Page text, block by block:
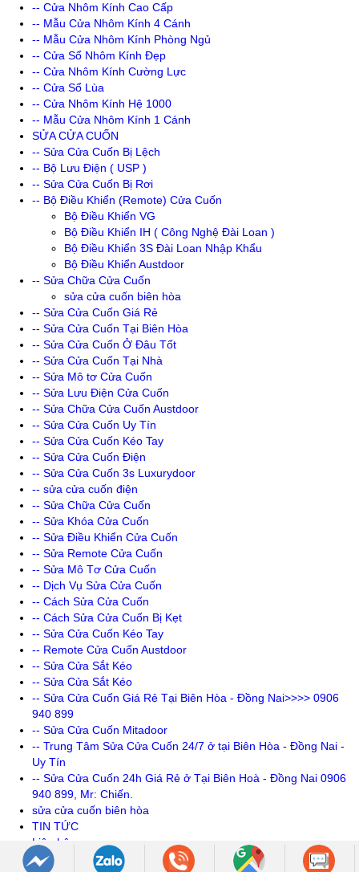
-- Cửa Nhôm Kính Cao Cấp
-- Mẫu Cửa Nhôm Kính 4 Cánh
-- Mẫu Cửa Nhôm Kính Phòng Ngủ
-- Cửa Sổ Nhôm Kính Đẹp
-- Cửa Nhôm Kính Cường Lực
-- Cửa Sổ Lùa
-- Cửa Nhôm Kính Hệ 1000
-- Mẫu Cửa Nhôm Kính 1 Cánh
SỬA CỬA CUỐN
-- Sửa Cửa Cuốn Bị Lệch
-- Bộ Lưu Điện ( USP )
-- Sửa Cửa Cuốn Bị Rơi
-- Bộ Điều Khiển (Remote) Cửa Cuốn
Bộ Điều Khiển VG
Bộ Điều Khiển IH ( Công Nghệ Đài Loan )
Bộ Điều Khiển 3S Đài Loan Nhập Khẩu
Bộ Điều Khiển Austdoor
-- Sửa Chữa Cửa Cuốn
sửa cửa cuốn biên hòa
-- Sửa Cửa Cuốn Giá Rẻ
-- Sửa Cửa Cuốn Tại Biên Hòa
-- Sửa Cửa Cuốn Ở Đâu Tốt
-- Sửa Cửa Cuốn Tại Nhà
-- Sửa Mô tơ Cửa Cuốn
-- Sửa Lưu Điện Cửa Cuốn
-- Sửa Chữa Cửa Cuốn Austdoor
-- Sửa Cửa Cuốn Uy Tín
-- Sửa Cửa Cuốn Kéo Tay
-- Sửa Cửa Cuốn Điện
-- Sửa Cửa Cuốn 3s Luxurydoor
-- sửa cửa cuốn điện
-- Sửa Chữa Cửa Cuốn
-- Sửa Khóa Cửa Cuốn
-- Sửa Điều Khiển Cửa Cuốn
-- Sửa Remote Cửa Cuốn
-- Sửa Mô Tơ Cửa Cuốn
-- Dịch Vụ Sửa Cửa Cuốn
-- Cách Sửa Cửa Cuốn
-- Cách Sửa Cửa Cuốn Bị Kẹt
-- Sửa Cửa Cuốn Kéo Tay
-- Remote Cửa Cuốn Austdoor
-- Sửa Cửa Sắt Kéo
-- Sửa Cửa Sắt Kéo
-- Sửa Cửa Cuốn Giá Rẻ Tại Biên Hòa - Đồng Nai>>>> 0906
940 899
-- Sửa Cửa Cuốn Mitadoor
-- Trung Tâm Sửa Cửa Cuốn 24/7 ở tại Biên Hòa - Đồng Nai -
Uy Tín
-- Sửa Cửa Cuốn 24h Giá Rẻ ở Tại Biên Hoà - Đồng Nai 0906
940 899, Mr: Chiến.
sửa cửa cuốn biên hòa
TIN TỨC
Liên hệ
Góc Tư Vấn